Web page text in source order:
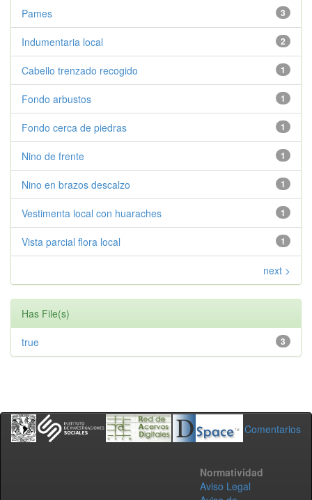
3
Pames
2
Indumentaria local
1
Cabello trenzado recogido
1
Fondo arbustos
1
Fondo cerca de piedras
1
Nino de frente
1
Nino en brazos descalzo
1
Vestimenta local con huaraches
1
Vista parcial flora local
next >
Has File(s)
3
true
Comentarios
Normatividad
Aviso Legal